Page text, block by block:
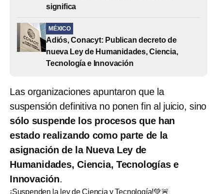
significa
MÉXICO
Adiós, Conacyt: Publican decreto de
nueva Ley de Humanidades, Ciencia,
Tecnología e Innovación
Las organizaciones apuntaron que la
suspensión definitiva no ponen fin al juicio, sino
sólo suspende los procesos que han
estado realizando como parte de la
asignación de la Nueva Ley de
Humanidades, Ciencia, Tecnologías e
Innovación.
¡Suspenden la ley de Ciencia y Tecnología!💚🚨